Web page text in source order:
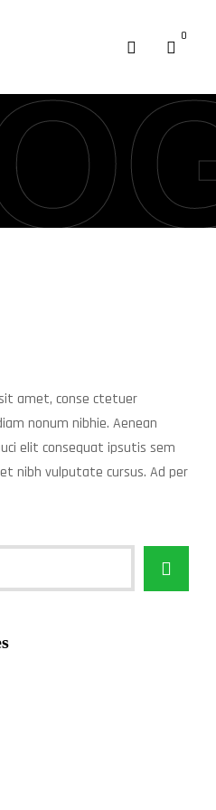
0
amet, conse ctetuer
nonum nibhie. Aenean
elit consequat ipsutis sem
nibh vulputate cursus. Ad per